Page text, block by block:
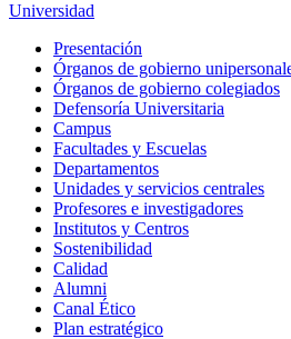
Universidad
Presentación
Órganos de gobierno
Órganos de gobierno colegiados
Defensoría Universitaria
Campus
Facultades y Escuelas
Departamentos
Unidades y servicios centrales
Profesores e investigadores
Institutos y Centros
Sostenibilidad
Calidad
Alumni
Canal Ético
Plan estratégico